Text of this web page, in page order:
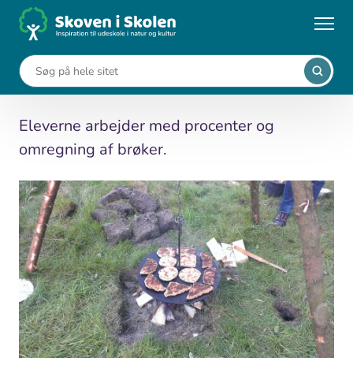
... Undervisningsforløb Fra brøker til brød
Fra brøker til brød
Eleverne arbejder med procenter og
omregning af brøker.